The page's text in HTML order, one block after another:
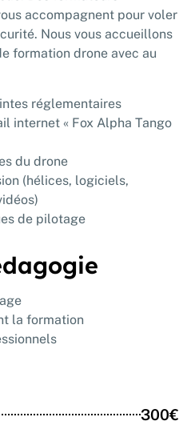
accompagnent pour voler
Nous vous accueillons
formation drone avec au
réglementaires
internet « Fox Alpha Tango
du drone
(hélices, logiciels,
de pilotage
la formation
300€